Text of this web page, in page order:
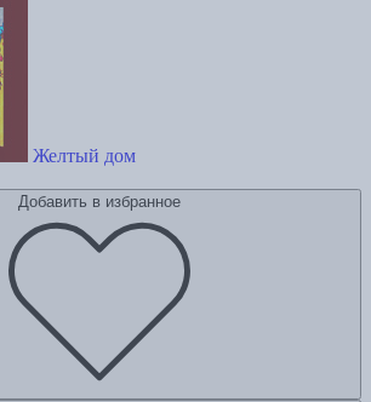
Желтый дом
Добавить в избранное